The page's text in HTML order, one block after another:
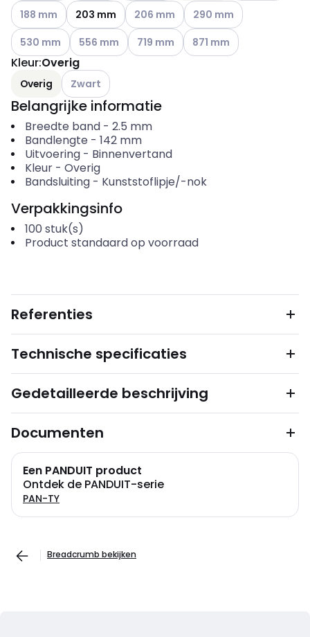
Andere varianten (Huidige combinatie niet mogelijk)
188 mm 203 mm Andere varianten (Huidige
206 mm Andere varianten
290 mm
Andere varianten (Huidige combinatie niet mogelijk)
530 mm Andere varianten (Huidige combinatie niet
556 mm Andere varianten (Huidige
719 mm Andere varianten
871 mm
Kleur:Overig
Overig Andere varianten (Huidige combinatie niet
Zwart
Belangrijke informatie
Breedte band- 2.5 mm
Bandlengte - 142 mm
Uitvoering- Binnenvertand
Kleur- Overig
Bandsluiting- Kunststoflipje/-nok
Verpakkingsinfo
100 stuk(s)
Product standaard op voorraad
Referenties
Technische specificaties
Gedetailleerde beschrijving
Documenten
Een PANDUIT product
Ontdek de PANDUIT-serie
PAN-TY
Breadcrumb bekijken